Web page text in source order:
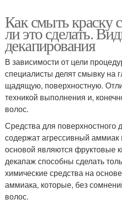
Как смыть краску
ли это сделать.
декапирования
В зависимости от цели
специалисты делят смывку на
щадящую, поверхностную.
техникой выполнения и,
волос.
Средства для поверхностного
содержат агрессивный аммиак
основой являются фруктовые
декапаж способны сделать
химические средства на
аммиака, которые, без
волос.